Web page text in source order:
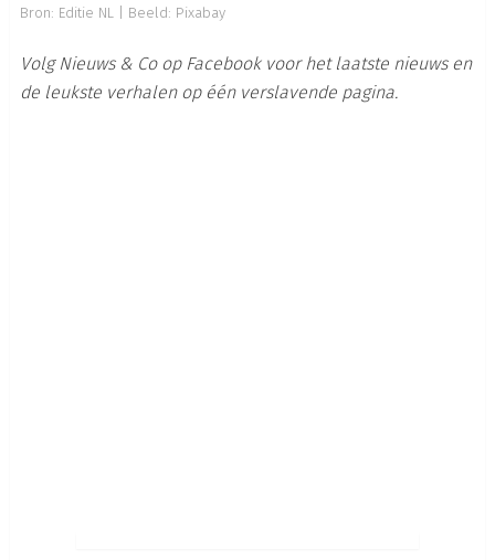
Bron: Editie NL| Beeld: Pixabay
Volg Nieuws & Co op Facebook voor het laatste nieuws en
de leukste verhalen op één verslavende pagina.